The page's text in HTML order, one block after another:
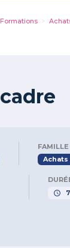
Formations
FAMILLE
7